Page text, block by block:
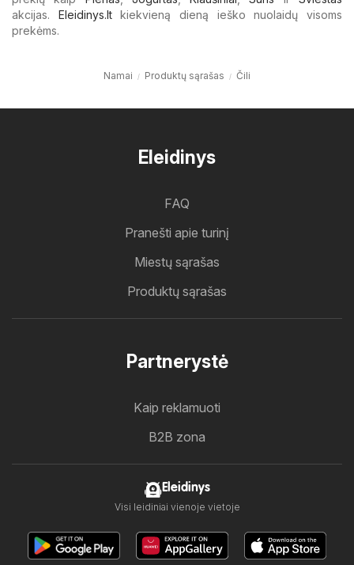
akcijas. Eleidinys.ltkiekvieną dieną ieško nuolaidų visoms
prekėms.
Namai Produktų sąrašas Čili
Eleidinys
FAQ
Pranešti apie turinį
Miestų sąrašas
Produktų sąrašas
Partnerystė
Kaip reklamuoti
B2B zona
Eleidinys
Visi leidiniai vienoje vietoje